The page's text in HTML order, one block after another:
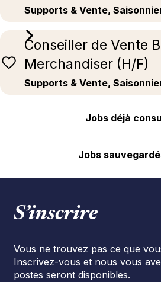
Supports & Vente,
Conseiller de Vente
Merchandiser (H/F)
Supports & Vente,
Jobs déjà
Jobs
S’inscrire
Vous ne trouvez pas ce que
Inscrivez-vous et nous vous
postes seront disponibles.